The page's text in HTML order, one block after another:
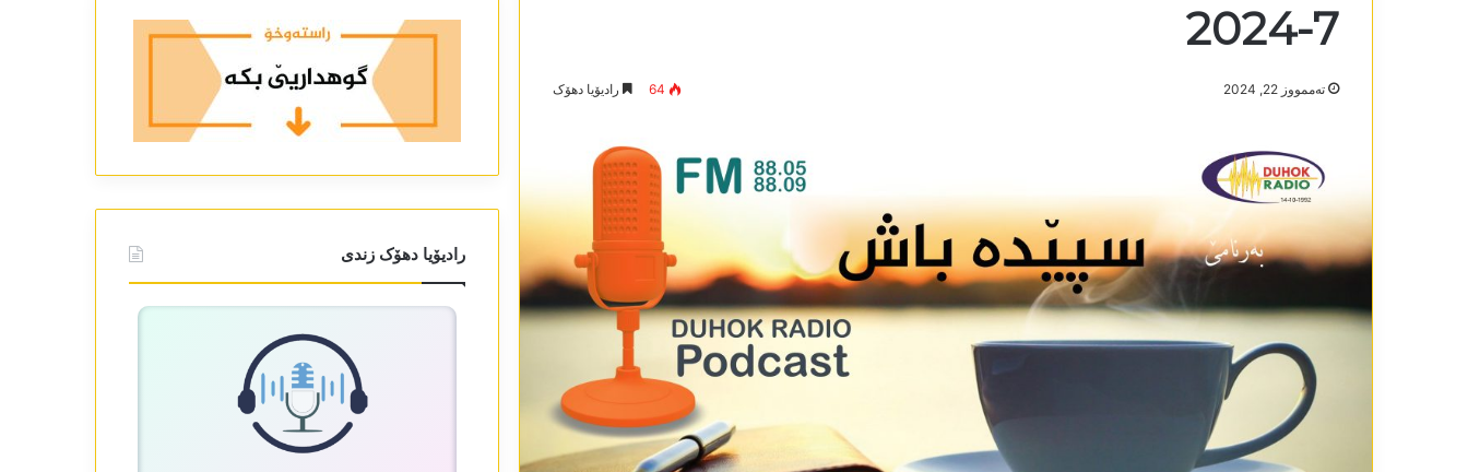
7-2024
تەممووز 22, 2024 64 رادیۆیا دھۆک
رادیۆیا دھۆک زندی